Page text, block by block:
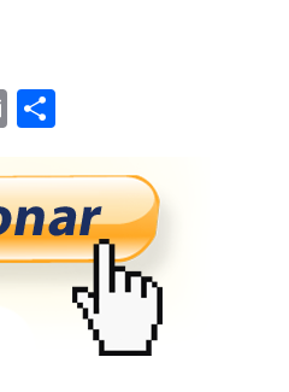
E
ail m
p
ar
tir